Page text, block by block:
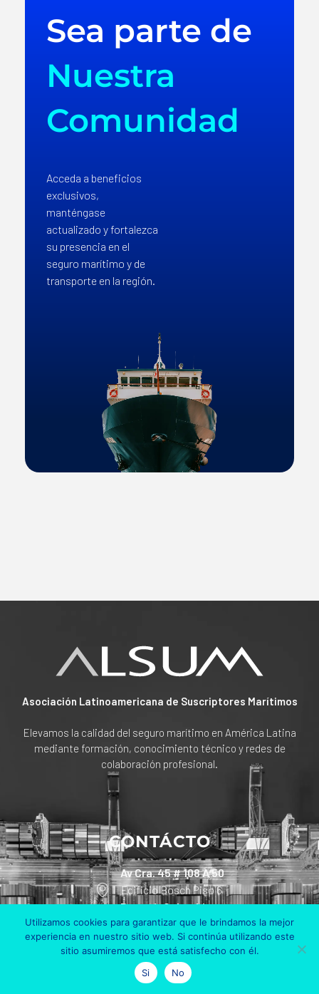
Sea parte de
Nuestra
Comunidad
Acceda a beneficios
exclusivos,
manténgase
actualizado y fortalezca
su presencia en el
seguro marítimo y de
transporte en la región.
Asociación Latinoamericana de Suscriptores Marítimos
Elevamos la calidad del seguro marítimo en América Latina
mediante formación, conocimiento técnico y redes de
colaboración profesional.
CONTÁCTO
Av Cra. 45 # 108 A 50
Edificio Bosch Piso 6
Bogotá, Colombia
+57 311 801 90 30
info@alsum.co
Utilizamos cookies para garantizar que le brindamos la mejor
experiencia en nuestro sitio web. Si continúa utilizando este
sitio asumiremos que está satisfecho con él.
Si
No